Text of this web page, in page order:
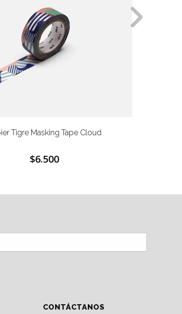
Tigre Masking Tape Cloud
$6.500
CONTÁCTANOS